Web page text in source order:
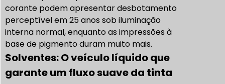
corante podem apresentar desbotamento
perceptível em 25 anos sob iluminação
interna normal, enquanto as impressões à
base de pigmento duram muito mais.
Solventes: O veículo líquido que
garante um fluxo suave da tinta